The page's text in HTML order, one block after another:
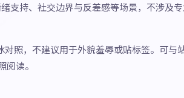
支持、社交边界与反差感等场景，不涉及
照，不建议用于外貌羞辱或贴标签。可与
阅读。